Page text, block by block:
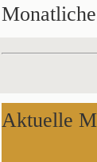
Aktuelle